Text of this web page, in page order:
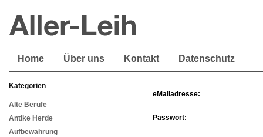
Home Über uns Kontakt Datenschutz
Kategorien
Alte Berufe
Antike Herde
Aufbewahrung
eMailadresse:
Passwort: